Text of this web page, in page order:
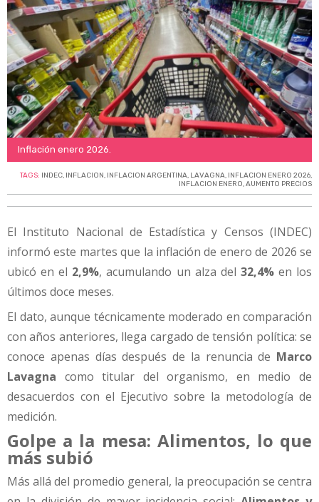
Inflación enero 2026.
TAGS: INDEC, INFLACION, INFLACION ARGENTINA, LAVAGNA, INFLACION ENERO 2026,
INFLACION ENERO,AUMENTO PRECIOS
El Instituto Nacional de Estadística y Censos (INDEC)
informó este martes que la inflación de enero de 2026 se
ubicó en el 2,9%, acumulando un alza del 32,4%en los
últimos doce meses.
El dato, aunque técnicamente moderado en comparación
con años anteriores, llega cargado de tensión política: se
conoce apenas días después de la renuncia de Marco
Lavagna como titular del organismo, en medio de
desacuerdos con el Ejecutivo sobre la metodología de
medición.
Golpe a la mesa: Alimentos, lo que
más subió
Más allá del promedio general, la preocupación se centra